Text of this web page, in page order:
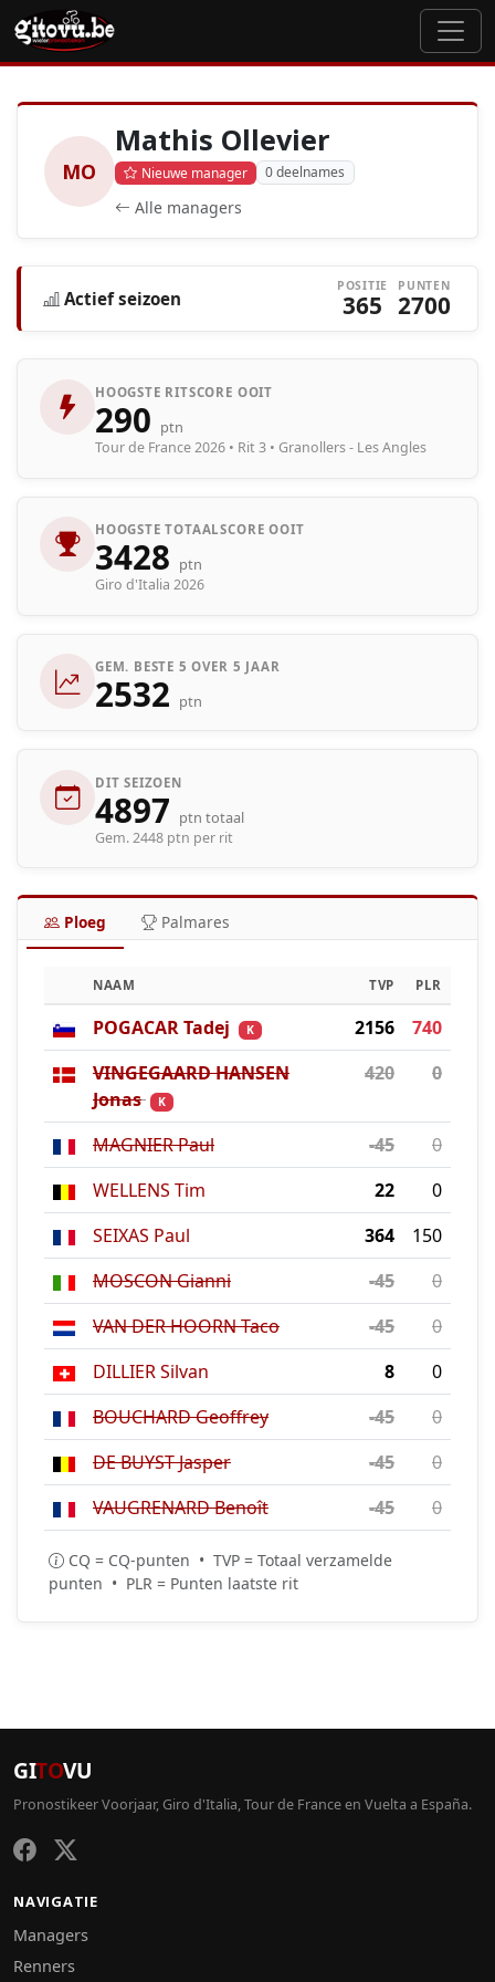
MO
Mathis Ollevier
Nieuwe manager 0 deelnames
Alle managers
Actief seizoen
POSITIE
365
PUNTEN
2700
HOOGSTE RITSCORE OOIT
290 ptn
Tour de France 2026 • Rit 3 • Granollers - Les Angles
HOOGSTE TOTAALSCORE OOIT
3428 ptn
Giro d'Italia 2026
GEM. BESTE 5 OVER 5 JAAR
2532 ptn
DIT SEIZOEN
4897 ptn totaal
Gem. 2448 ptn per rit
Ploeg Palmares
NAAM TVP PLR
POGACAR Tadej K 2156
740
VINGEGAARD HANSEN
Jonas
K
420 0
MAGNIER Paul -45
0
WELLENS Tim
22
0
SEIXAS Paul
364
150
MOSCON Gianni
-45
0
VAN DER HOORN Taco
-45
0
DILLIER Silvan
8
0
BOUCHARD Geoffrey
-45
0
DE BUYST Jasper
-45
0
VAUGRENARD Benoît
-45 0
CQ = CQ-punten • TVP = Totaal verzamelde
punten • PLR = Punten laatste rit
GITOVU
Pronostikeer Voorjaar, Giro d'Italia, Tour de France en Vuelta a España.
NAVIGATIE
Managers
Renners